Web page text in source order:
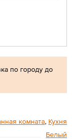
по городу до
комната, Кухня
Белый